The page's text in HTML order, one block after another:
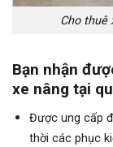
Cho thuê
Bạn nhận
xe nâng tại
Được ung cấp
thời các phục